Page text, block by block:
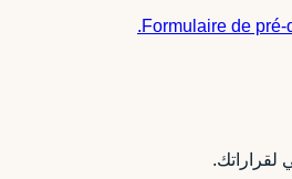
Formulaire de